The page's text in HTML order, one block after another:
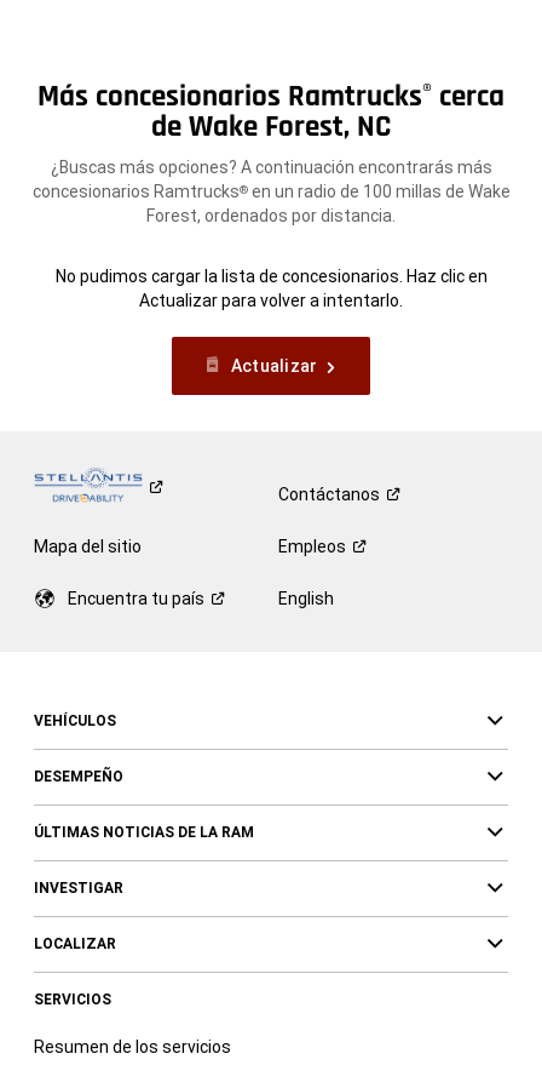
Más concesionarios Ramtrucks® cerca
de Wake Forest, NC
¿Buscas más opciones? A continuación encontrarás más
concesionarios Ramtrucks®en un radio de 100 millas de Wake
Forest, ordenados por distancia.
No pudimos cargar la lista de concesionarios. Haz clic en
Actualizar para volver a intentarlo.
Actualizar
Contáctanos
Mapa del sitio Empleos
Encuentra tu país English
VEHÍCULOS
DESEMPEÑO
ÚLTIMAS NOTICIAS DE LA RAM
INVESTIGAR
LOCALIZAR
SERVICIOS
Resumen de los servicios